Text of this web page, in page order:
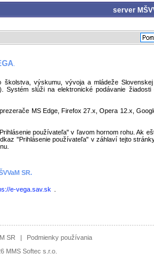
server
.
školstva, výskumu, vývoja a mládeže
Systém slúži na elektronické podávanie
MS Edge, Firefox 27.x, Opera 12.x,
používateľa" v ľavom hornom rohu. Ak
"Prihlásenie používateľa" v záhlaví tejto
SR.
e-vega.sav.sk
SR |
Podmienky používania
MMS Softec s.r.o.